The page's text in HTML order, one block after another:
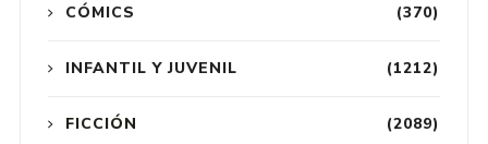
(370)
CÓMICS
(1212)
INFANTIL Y JUVENIL
(2089)
FICCIÓN